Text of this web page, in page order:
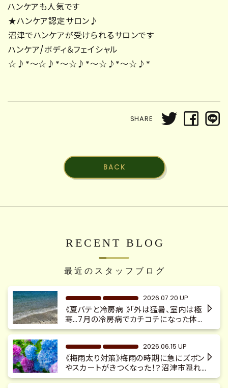
ハンケアも人気です
★ハンケア認定サロン♪
沼津でハンケアが受けられるサロンです
ハンケア/ボディ＆フェイシャル
☆♪*～☆♪*～☆♪*～☆♪*～☆♪*
SHARE
BACK
RECENT BLOG
最近のスタッフブログ
2026.07.20 UP
《夏バテと冷房病 》「外は猛暑、室内は極
寒…7月の冷房病でカチコチになった体を
デトックス 深層リンパマッサージ『沼津
約制 隠れ家サロン」 2026.06.15 UP
《梅雨太り対策》梅雨の時期に急にズボン
やスカートがきつくなった！？沼津市隠れ
家サロン 更年期太り 慢性不調 整体×